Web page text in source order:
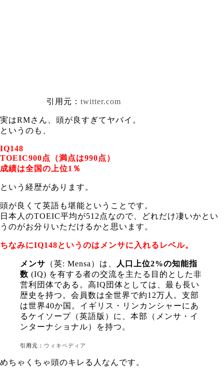
引用元： twitter.com
実はRMさん、頭が良すぎてヤバイ。
というのも、
IQ148
TOEIC900点（満点は990点）
成績は全国の上位1％
という経歴があります。
頭が良くて英語も堪能ということです。
日本人のTOEIC平均が512点なので、どれだけ凄いかとい
うのがお分りいただけるかと思います。
ちなみにIQ148というのはメンサに入れるレベル。
メンサ （英: Mensa ）は、
人口上位2%の知能指
数 (IQ) を有する者の交流を主たる目的とした非
営利団体である。高IQ団体としては、最も長い
歴史を持つ。会員数は全世界で約12万人。支部
は世界40か国。イギリス・リンカンシャーにあ
るケイソープ （英語版） に、本部（メンサ・イ
ンターナショナル）を持つ。
引用元： ウィキペディア
めちゃくちゃ頭のキレる人なんです。